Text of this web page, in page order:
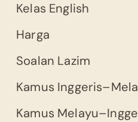
Kelas English
Harga
Soalan Lazim
Kamus
Kamus